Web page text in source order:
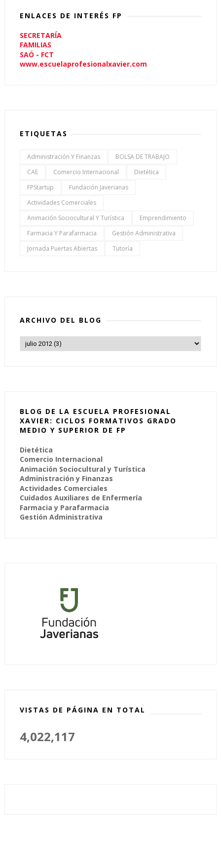
ENLACES DE INTERÉS FP
SECRETARÍA
FAMILIAS
SAÓ - FCT
www.escuelaprofesionalxavier.com
ETIQUETAS
Administración Y Finanzas
BOLSA DE TRABAJO
CAE
Comercio Internacional
Dietética
FPStartup
Fundación Javerianas
Actividades Comerciales
Animación Sociocultural Y Turística
Emprendimiento
Farmacia Y Parafarmacia
Gestión Administrativa
Jornada Puertas Abiertas
Tutoría
ARCHIVO DEL BLOG
BLOG DE LA ESCUELA PROFESIONAL
XAVIER: CICLOS FORMATIVOS GRADO
MEDIO Y SUPERIOR DE FP
Dietética
Comercio Internacional
Animación Sociocultural y Turística
Administración y Finanzas
Actividades Comerciales
Cuidados Auxiliares de Enfermería
Farmacia y Parafarmacia
Gestión Administrativa
VISTAS DE PÁGINA EN TOTAL
4,022,117